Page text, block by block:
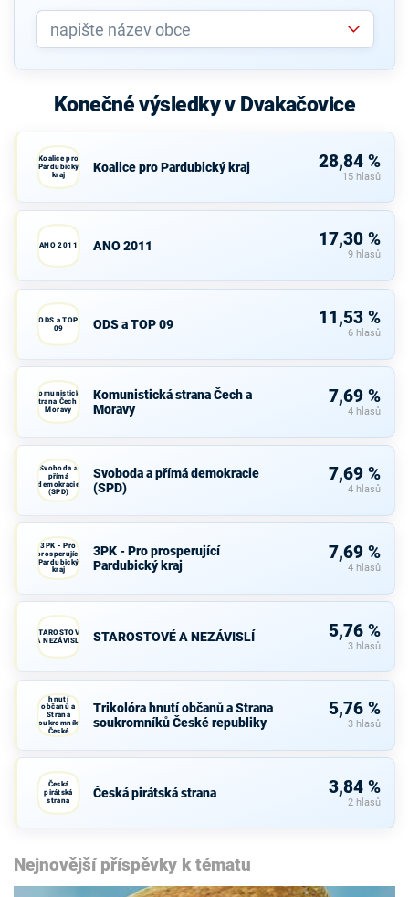
Konečné výsledky v Dvakačovice
Koalice pro
Pardubický
kraj
Koalice pro Pardubický kraj 28,84 %
15 hlasů
ANO 2011 ANO 2011 17,30 %
9 hlasů
ODS a TOP
09
ODS a TOP 09 11,53 %
6 hlasů
Komunistická
strana Čech a
Moravy
Komunistická strana Čech a
Moravy
7,69 %
4 hlasů
Svoboda a
přímá
demokracie
(SPD)
Svoboda a přímá demokracie
(SPD)
7,69 %
4 hlasů
3PK - Pro
prosperující
Pardubický
kraj
3PK - Pro prosperující
Pardubický kraj
7,69 %
4 hlasů
STAROSTOVÉ
A NEZÁVISLÍ
STAROSTOVÉ A NEZÁVISLÍ 5,76 %
3 hlasů
hnutí
občanů a
Strana
soukromníků
České
republiky
Trikolóra hnutí občanů a Strana
soukromníků České republiky
5,76 %
3 hlasů
Česká
pirátská
strana
Česká pirátská strana 3,84 %
2 hlasů
Nejnovější příspěvky k tématu